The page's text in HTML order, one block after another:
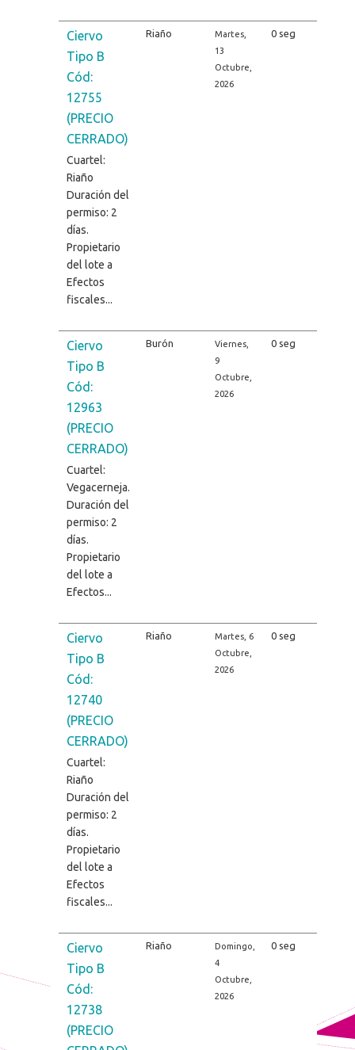
Ciervo
Tipo B
Cód:
12755
(PRECIO
CERRADO)
Cuartel:
Riaño
Duración del
permiso: 2
días.
Propietario
del lote a
Efectos
fiscales...
Riaño
Martes,
13
Octubre,
2026
0 seg
Ciervo
Tipo B
Cód:
12963
(PRECIO
CERRADO)
Cuartel:
Vegacerneja.
Duración del
permiso: 2
días.
Propietario
del lote a
Efectos...
Burón
Viernes,
9
Octubre,
2026
0 seg
Ciervo
Tipo B
Cód:
12740
(PRECIO
CERRADO)
Cuartel:
Riaño
Duración del
permiso: 2
días.
Propietario
del lote a
Efectos
fiscales...
Riaño
Martes, 6
Octubre,
2026
0 seg
Ciervo
Tipo B
Cód:
12738
(PRECIO
Riaño
Domingo,
4
Octubre,
2026
0 seg